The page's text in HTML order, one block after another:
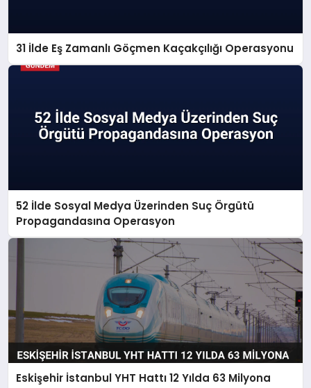
31 İlde Eş Zamanlı Göçmen Kaçakçılığı Operasyonu
52 İlde Sosyal Medya Üzerinden Suç Örgütü
Propagandasına Operasyon
Eskişehir İstanbul YHT Hattı 12 Yılda 63 Milyona